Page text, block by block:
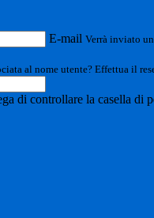
E-mail Verrà inviato
al nome utente? Effettua il
di controllare la casella di